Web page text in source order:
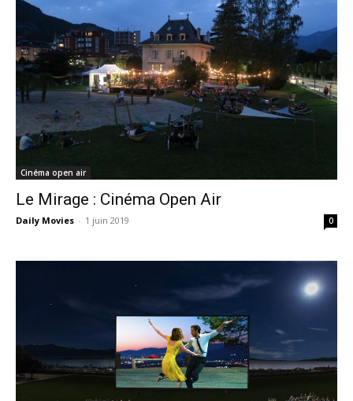
Cinéma open air
Le Mirage : Cinéma Open Air
Daily Movies - 1 juin 2019 0